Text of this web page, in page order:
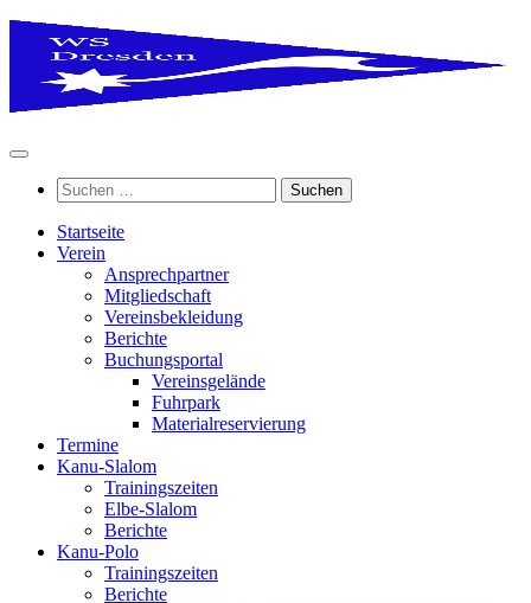
Zum
springen
Suchen
nach:
Startseite
Verein
Ansprechpartner
Mitgliedschaft
Vereinsbekleidung
Berichte
Buchungsportal
Vereinsgelände
Fuhrpark
Materialreservierung
Termine
Kanu-Slalom
Trainingszeiten
Elbe-Slalom
Berichte
Kanu-Polo
Trainingszeiten
Berichte